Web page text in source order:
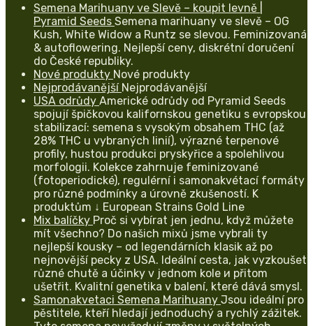
Semena Marihuany ve Slevě – koupit levně |
Pyramid Seeds Semena marihuany ve slevě – OG
Kush, White Widow a Runtz se slevou. Feminizovaná
& autoflowering. Nejlepší ceny, diskrétní doručení
do České republiky.
Nové produkty Nové produkty
Nejprodávanější Nejprodávanější
USA odrůdy Americké odrůdy od Pyramid Seeds
spojují špičkovou kalifornskou genetiku s evropskou
stabilizací: semena s vysokým obsahem THC (až
28% THC u vybraných linií), výrazné terpenové
profily, hustou produkci pryskyřice a spolehlivou
morfologii. Kolekce zahrnuje feminizované
(fotoperiodické), regulérní i samonakvétací formáty
pro různé podmínky a úrovně zkušeností. K
produktům ↓ European Strains Gold Line
Mix balíčky Proč si vybírat jen jednu, když můžete
mít všechno? Do našich mixů jsme vybrali ty
nejlepší kousky – od legendárních klasik až po
nejnovější pecky z USA. Ideální cesta, jak vyzkoušet
různé chutě a účinky v jednom kole и přitom
ušetřit. Kvalitní genetika v balení, které dává smysl.
Samonakvetaci Semena Marihuany Jsou ideální pro
pěstitele, kteří hledají jednoduchý a rychlý zážitek.